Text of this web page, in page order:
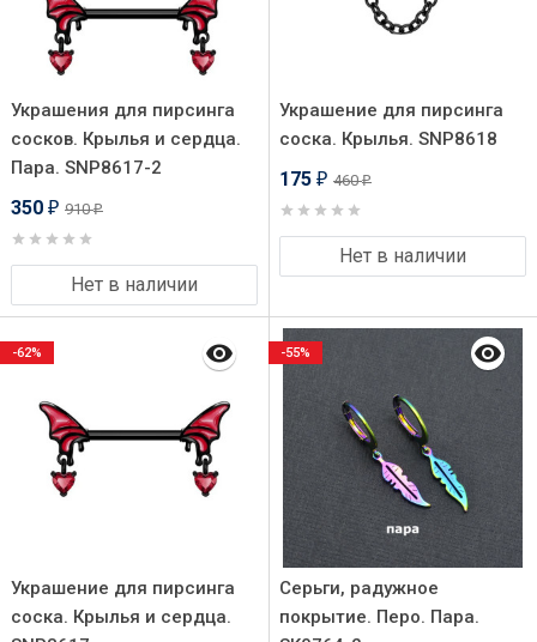
Украшения для пирсинга
сосков. Крылья и сердца.
Пара. SNP8617-2
350 ₽ 910₽
Нет в наличии
Украшение для пирсинга
соска. Крылья. SNP8618
175 ₽ 460₽
Нет в наличии
Украшение для пирсинга
соска. Крылья и сердца.
-62%
Серьги, радужное
покрытие. Перо. Пара.
-55%